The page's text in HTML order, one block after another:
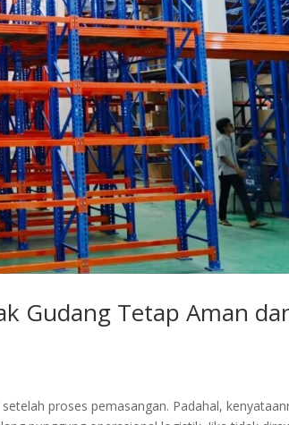
Gudang Tetap Aman
proses pemasangan. Padahal,